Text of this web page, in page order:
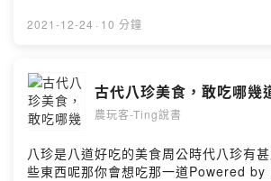
2021-12-24 · 10 分鐘
古代八珍美食，敢吃哪幾
農玩客-Ting說書
八珍是八道好吃的美食周公時代八珍有
些東西呢那你會想吃那一道Powered